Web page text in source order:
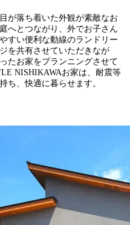
が落ち着いた外観が素敵なお
へとつながり、外でお子さん
すい便利な動線のランドリー
を共有させていただきなが
たお家をプランニングさせて
NISHIKAWAお家は、耐震等
ち、快適に暮らせます。